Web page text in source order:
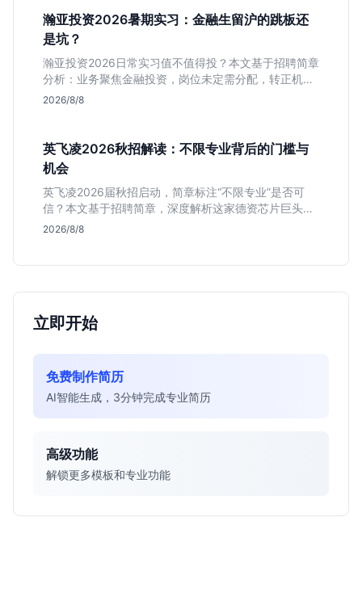
瀚亚投资2026暑期实习：金融生留沪的跳板还
是坑？
瀚亚投资2026日常实习值不值得投？本文基于招聘简章
分析：业务聚焦金融投资，岗位未定需分配，转正机会
不明确。适合急需上海高含金量实习证明、想接触真实
2026/8/8
英飞凌2026秋招解读：不限专业背后的门槛与
机会
英飞凌2026届秋招启动，简章标注“不限专业”是否可
信？本文基于招聘简章，深度解析这家德资芯片巨头的
行业地位、校招真实门槛及投递策略，助你判断是否值
2026/8/8
立即开始
免费制作简历
AI智能生成，3分钟完成专业简历
高级功能
解锁更多模板和专业功能